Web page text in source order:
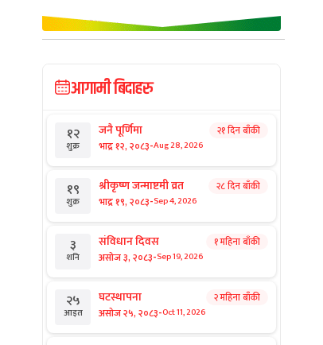
आगामी बिदाहरु
१२
शुक्र
जनै पूर्णिमा
भाद्र १२, २०८३-Aug 28, 2026
२१ दिन बाँकी
१९
शुक्र
श्रीकृष्ण जन्माष्टमी व्रत
भाद्र १९, २०८३-Sep 4, 2026
२८ दिन बाँकी
३
शनि
संविधान दिवस
असोज ३, २०८३-Sep 19, 2026
१ महिना बाँकी
२५
आइत
घटस्थापना
असोज २५, २०८३-Oct 11, 2026
२ महिना बाँकी